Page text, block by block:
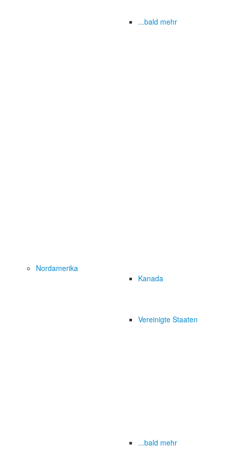
...bald mehr
Nordamerika
Kanada
Vereinigte Staaten
...bald mehr